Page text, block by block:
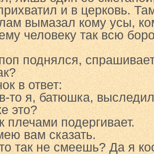
и в церковь.
вымазал кому усы,
человеку так всю
поднялся,
в ответ:
то я, батюшка,
это?
плечами подергивает.
вам сказать.
так не смеешь? Да я